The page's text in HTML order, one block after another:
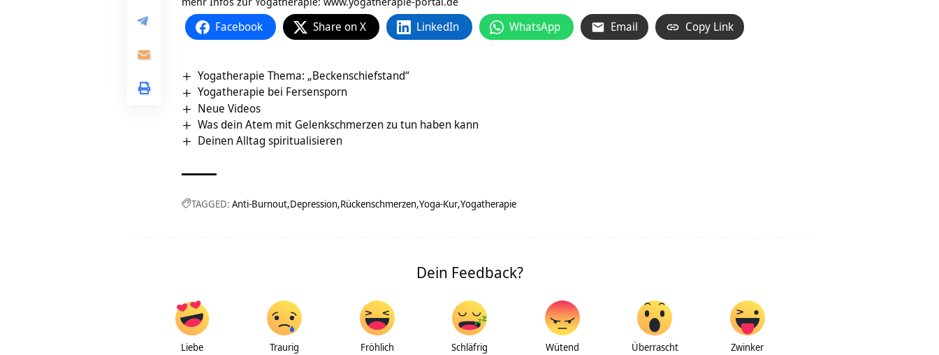
Facebook Share on X LinkedIn WhatsApp Email Copy Link
Yogatherapie Thema: „Beckenschiefstand“
Yogatherapie bei Fersensporn
Neue Videos
Was dein Atem mit Gelenkschmerzen zu tun haben kann
Deinen Alltag spiritualisieren
TAGGED: Anti-Burnout Depression Rückenschmerzen Yoga-Kur Yogatherapie
Dein Feedback?
Liebe Traurig Fröhlich Schläfrig Wütend Überrascht Zwinker